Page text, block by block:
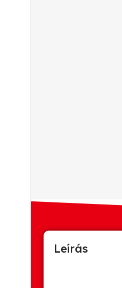
Leírás